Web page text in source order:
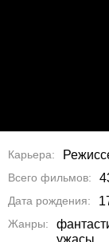
Карьера
Всего фильмов
Дата рождения
Жанры
ужасы